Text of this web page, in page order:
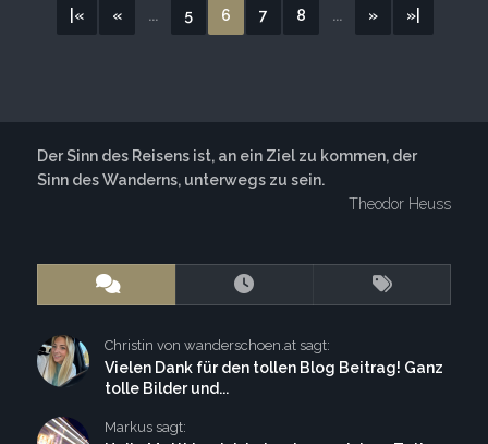
|« « ... 5 6 7 8 ... » »|
Der Sinn des Reisens ist, an ein Ziel zu kommen, der
Sinn des Wanderns, unterwegs zu sein.
Theodor Heuss
Christin von wanderschoen.at sagt:
Vielen Dank für den tollen Blog Beitrag! Ganz
tolle Bilder und...
Markus sagt: